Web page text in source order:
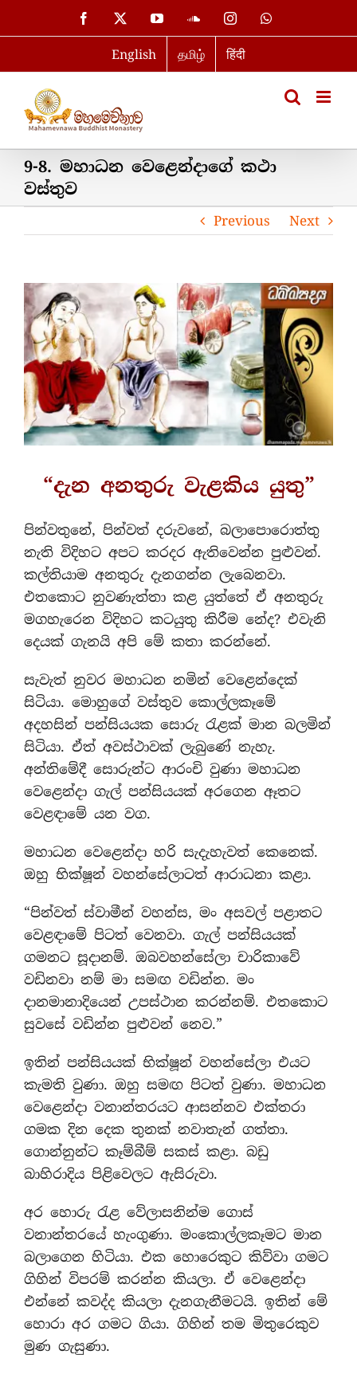
to
Facebook YouTubeSoundCloud
InstagramWhatsApp
English தமிழ் हिंदी
9-8. මහාධන වෙළෙන්දාගේ කථා
වස්තුව
Previous Next
“දැන අනතුරු වැළකිය යුතු”
පින්වතුනේ, පින්වත් දරුවනේ, බලාපොරොත්තු
නැති විදිහට අපට කරදර ඇතිවෙන්න පුළුවන්.
කල්තියාම අනතුරු දැනගන්න ලැබෙනවා.
එතකොට නුවණැත්තා කළ යුත්තේ ඒ අනතුරු
මගහැරෙන විදිහට කටයුතු කිරීම නේද? එවැනි
දෙයක් ගැනයි අපි මේ කතා කරන්නේ.
සැවැත් නුවර මහාධන නමින් වෙළෙන්දෙක්
සිටියා. මොහුගේ වස්තුව කොල්ලකෑමේ
අදහසින් පන්සියයක සොරු රැළක් මාන බලමින්
සිටියා. ඒත් අවස්ථාවක් ලැබුණේ නැහැ.
අන්තිමේදී සොරුන්ට ආරංචි වුණා මහාධන
වෙළෙන්දා ගැල් පන්සියයක් අරගෙන ඈතට
වෙළඳාමේ යන වග.
මහාධන වෙළෙන්දා හරි සැදැහැවත් කෙනෙක්.
ඔහු භික්ෂූන් වහන්සේලාටත් ආරාධනා කළා.
“පින්වත් ස්වාමීන් වහන්ස, මං අසවල් පළාතට
වෙළඳාමේ පිටත් වෙනවා. ගැල් පන්සියයක්
ගමනට සූදානම්. ඔබවහන්සේලා චාරිකාවේ
වඩිනවා නම් මා සමඟ වඩින්න. මං
දානමානාදියෙන් උපස්ථාන කරන්නම්. එතකොට
සුවසේ වඩින්න පුළුවන් නෙව.”
ඉතින් පන්සියයක් භික්ෂූන් වහන්සේලා එයට
කැමති වුණා. ඔහු සමඟ පිටත් වුණා. මහාධන
වෙළෙන්දා වනාන්තරයට ආසන්නව එක්තරා
ගමක දින දෙක තුනක් නවාතැන් ගත්තා.
ගොන්නුන්ට කෑම්බීම් සකස් කළා. බඩු
බාහිරාදිය පිළිවෙලට ඇසිරුවා.
අර හොරු රැළ වේලාසනින්ම ගොස්
වනාන්තරයේ හැංගුණා. මංකොල්ලකෑමට මාන
බලාගෙන හිටියා. එක හොරෙකුට කිව්වා ගමට
ගිහින් විපරම් කරන්න කියලා. ඒ වෙළෙන්දා
එන්නේ කවද්ද කියලා දැනගැනීමටයි. ඉතින් මේ
හොරා අර ගමට ගියා. ගිහින් තම මිතුරෙකුව
මුණ ගැසුණා.